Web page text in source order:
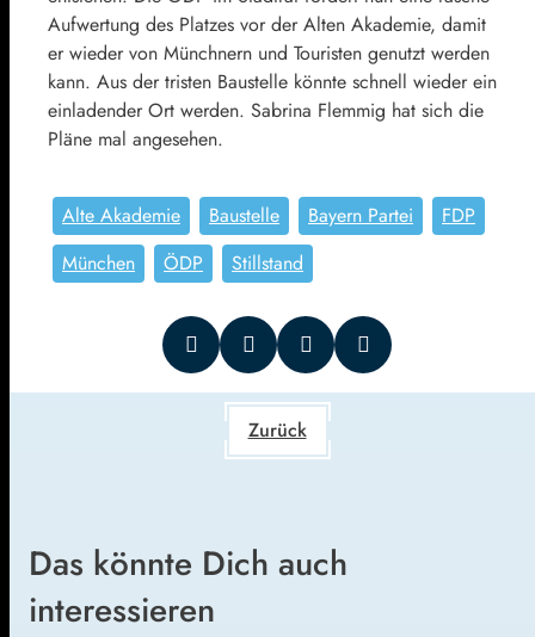
Aufwertung des Platzes vor der Alten Akademie, damit
er wieder von Münchnern und Touristen genutzt werden
kann. Aus der tristen Baustelle könnte schnell wieder ein
einladender Ort werden. Sabrina Flemmig hat sich die
Pläne mal angesehen.
Alte Akademie Baustelle Bayern Partei
FDP
München
ÖDP Stillstand
Zurück
Das könnte Dich auch
interessieren